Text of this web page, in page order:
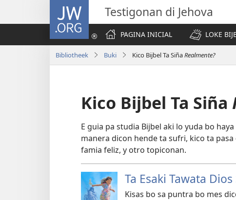
JW.ORG Testigonan di Jehova
PAGINA INICIAL
LOKE
Bibliotheek Buki Kico Bijbel Ta SiñaRealmente?
Kico Bijbel Ta Siña
E guia pa studia Bijbel aki lo yuda bo
manera dicon hende ta sufri, kico ta
famia feliz, y otro topiconan.
Ta Esaki Tawata
Kisas bo sa puntra bo mes